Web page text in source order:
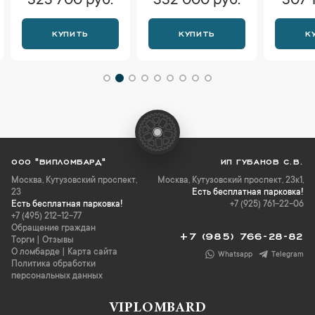
КУПИТЬ КУПИТЬ
ООО "ВИПЛОМБАРД"
Москва, Кутузовский проспект,
23
Есть бесплатная парковка!
+7 (495) 212-12-77
Обращение граждан
Торги
Отзывы
О ломбарде
Карта сайта
Политика обработки
персональных данных
ИП ГУБАНОВ С.В.
Москва, Кутузовский проспект, 23к1,
Есть бесплатная парковка!
+7 (925) 761-22-06
+7 (985) 766-28-82
Whatsapp Telegram
VIPLOMBARD